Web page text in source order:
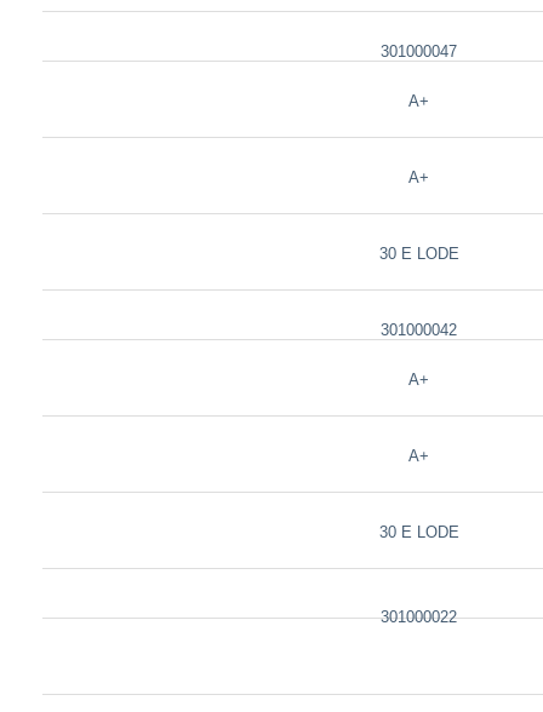
301000047
A+
A+
30 E LODE
301000042
A+
A+
30 E LODE
301000022